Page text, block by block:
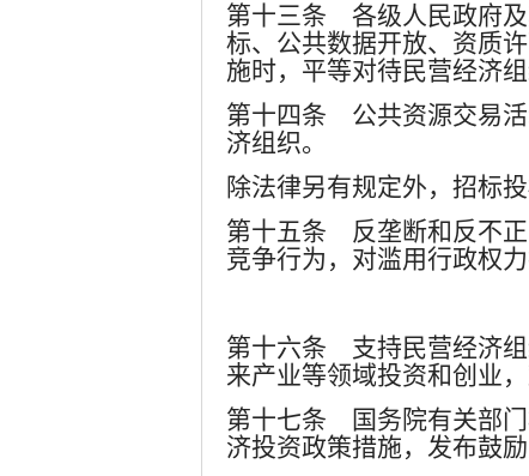
第十三条 各级人民政府及
标、公共数据开放、资质
施时，平等对待民营经济组
第十四条 公共资源交易活
济组织。
除法律另有规定外，招标
第十五条 反垄断和反不正
竞争行为，对滥用行政权
第十六条 支持民营经济组
来产业等领域投资和创业
第十七条 国务院有关部门
济投资政策措施，发布鼓